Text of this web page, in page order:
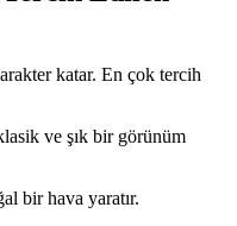
katar. En çok tercih
ve şık bir görünüm
bir hava yaratır.